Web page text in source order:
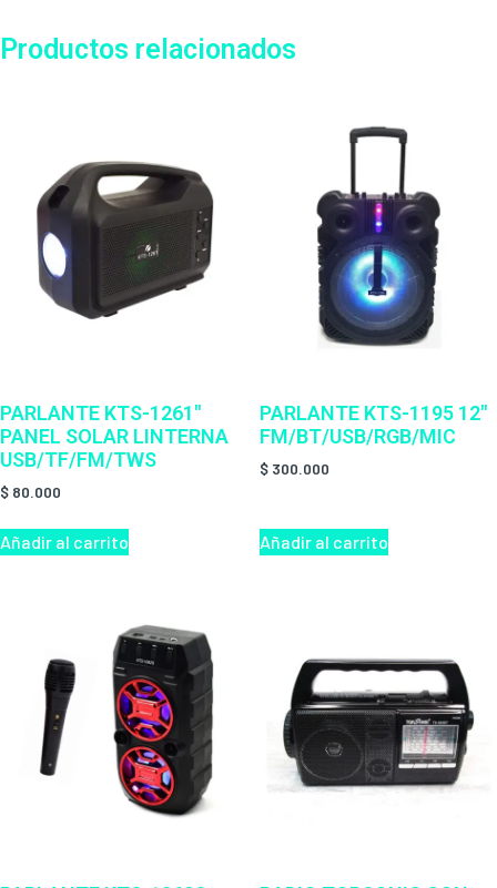
Productos relacionados
PARLANTE KTS-1261″
PANEL SOLAR LINTERNA
USB/TF/FM/TWS
$ 80.000
Añadir al carrito
PARLANTE KTS-1195 12″
FM/BT/USB/RGB/MIC
$ 300.000
Añadir al carrito